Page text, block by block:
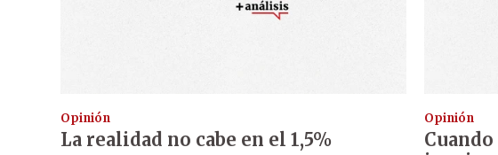
Opinión
La realidad no cabe en el 1,5%
Opinión